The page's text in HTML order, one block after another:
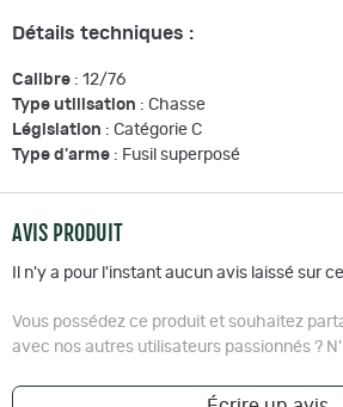
Détails techniques :
Calibre : 12/76
Type utilisation : Chasse
Législation : Catégorie C
Type d'arme : Fusil superposé
AVIS PRODUIT
Il n'y a pour l'instant aucun avis laissé sur
Vous possédez ce produit et souhaitez
avec nos autres utilisateurs passionnés ?